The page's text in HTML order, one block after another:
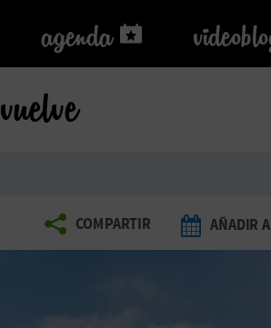
agenda
agenda
vuelve
COMPARTIR AÑADIR